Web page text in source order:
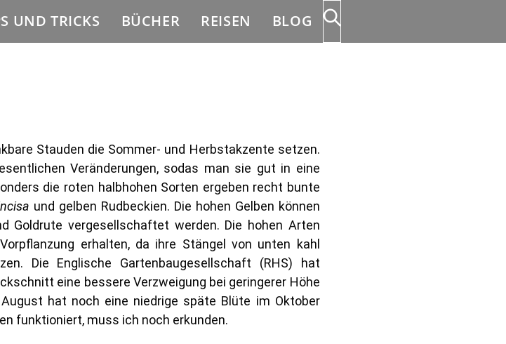
UND TRICKS BÜCHER REISEN BLOG
Stauden die Sommer- und Herbstakzente setzen.
Veränderungen, sodas man sie gut in eine
die roten halbhohen Sorten ergeben recht bunte
und gelben Rudbeckien. Die hohen Gelben können
Goldrute vergesellschaftet werden. Die hohen Arten
erhalten, da ihre Stängel von unten kahl
Die Englische Gartenbaugesellschaft (RHS) hat
eine bessere Verzweigung bei geringerer Höhe
hat noch eine niedrige späte Blüte im Oktober
funktioniert, muss ich noch erkunden.